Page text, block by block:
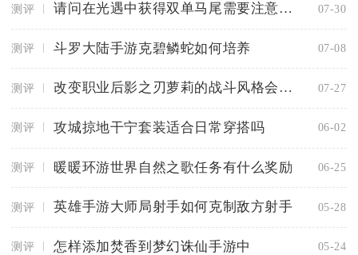
测评 请问在光遇中获得双单马尾需要注意什么 07-30
测评 斗罗大陆手游克碧鳞蛇如何培养 07-08
测评 改变职业后影之刃萝莉的战斗风格会有变化吗 07-27
测评 攻城掠地干宁套装适合日常穿搭吗 06-02
测评 暖暖环游世界自然之歌任务有什么奖励 06-25
测评 英雄手游大师局射手如何克制敌方射手 05-28
测评 怎样添加焚香到梦幻诛仙手游中 05-24